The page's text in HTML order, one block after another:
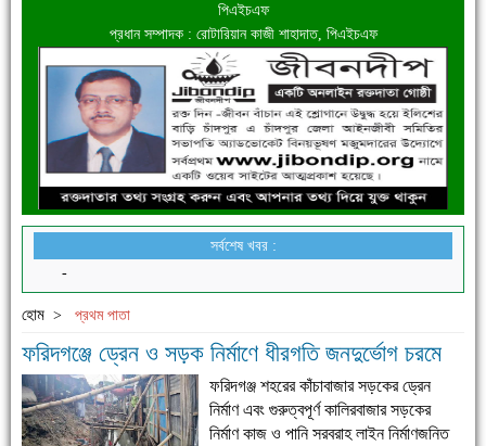
পিএইচএফ
প্রধান সম্পাদক : রোটারিয়ান কাজী শাহাদাত, পিএইচএফ
সর্বশেষ খবর :
হোম > প্রথম পাতা
ফরিদগঞ্জে ড্রেন ও সড়ক নির্মাণে ধীরগতি জনদুর্ভোগ চরমে
ফরিদগঞ্জ শহরের কাঁচাবাজার সড়কের ড্রেন
নির্মাণ এবং গুরুত্বপূর্ণ কালিরবাজার সড়কের
নির্মাণ কাজ ও পানি সরবরাহ লাইন নির্মাণজনিত